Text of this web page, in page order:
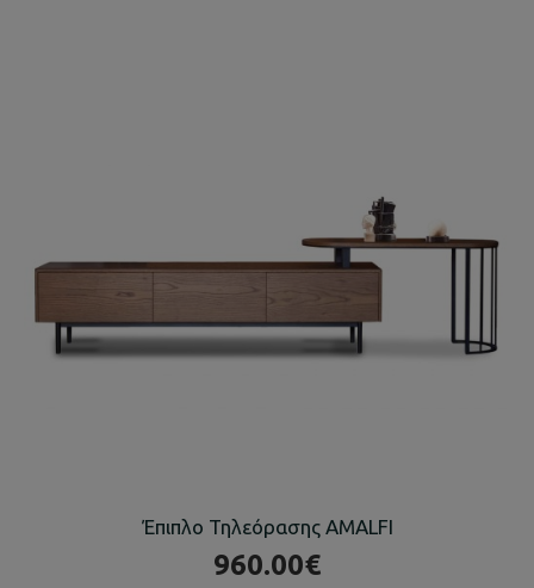
Έπιπλο Τηλεόρασης AMALFI
960.00€